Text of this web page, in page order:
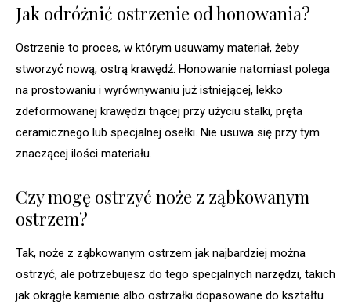
Jak odróżnić ostrzenie od honowania?
Ostrzenie to proces, w którym usuwamy materiał, żeby
stworzyć nową, ostrą krawędź. Honowanie natomiast polega
na prostowaniu i wyrównywaniu już istniejącej, lekko
zdeformowanej krawędzi tnącej przy użyciu stalki, pręta
ceramicznego lub specjalnej osełki. Nie usuwa się przy tym
znaczącej ilości materiału.
Czy mogę ostrzyć noże z ząbkowanym
ostrzem?
Tak, noże z ząbkowanym ostrzem jak najbardziej można
ostrzyć, ale potrzebujesz do tego specjalnych narzędzi, takich
jak okrągłe kamienie albo ostrzałki dopasowane do kształtu